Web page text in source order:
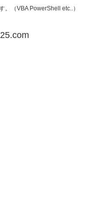
。（VBA PowerShell etc..）